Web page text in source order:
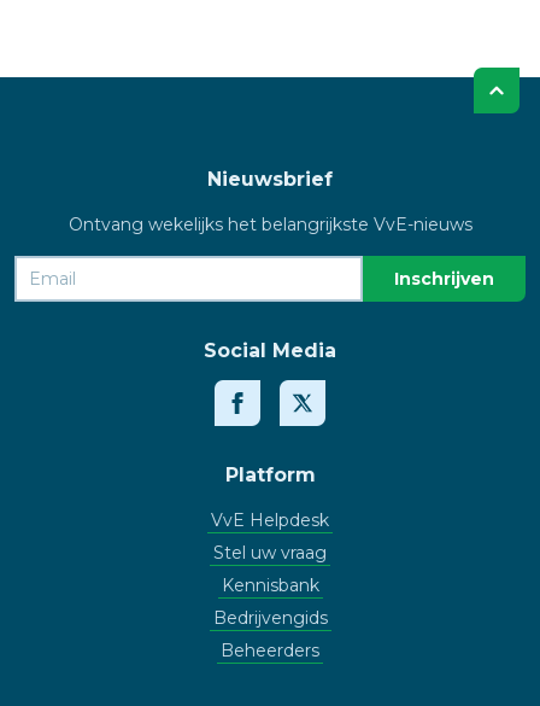
Nieuwsbrief
Ontvang wekelijks het belangrijkste VvE-nieuws
Social Media
Platform
VvE Helpdesk
Stel uw vraag
Kennisbank
Bedrijvengids
Beheerders